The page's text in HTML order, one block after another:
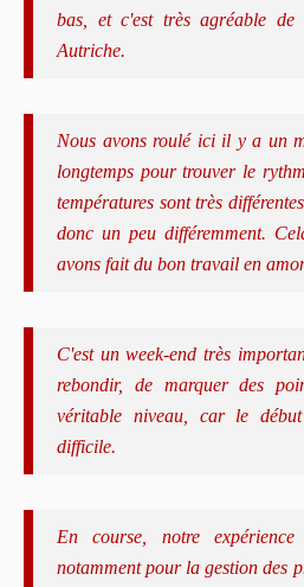
bas, et c'est très agréable
Autriche.
Nous avons roulé ici il y a un
longtemps pour trouver le
températures sont très
donc un peu différemment.
avons fait du bon travail en
C'est un week-end très
rebondir, de marquer des
véritable niveau, car le
difficile.
En course, notre expérience
notamment pour la gestion des